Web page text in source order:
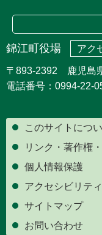
錦江町役場 アク
〒893-2392 鹿児島
電話番号：0994-22-
このサイトにつ
リンク・著作権
個人情報保護
アクセシビリティ
サイトマップ
お問い合わせ